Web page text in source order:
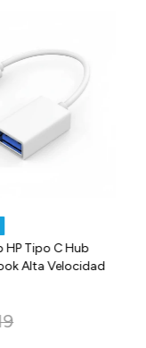
Tipo C Hub
Alta Velocidad